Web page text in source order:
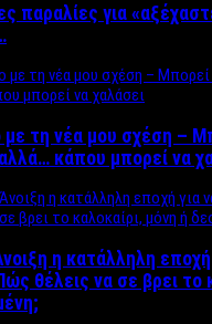
παραλίες για
με τη νέα μου σχέση –
αλλά… κάπου μπορεί να
η κατάλληλη εποχή
θέλεις να σε βρει το